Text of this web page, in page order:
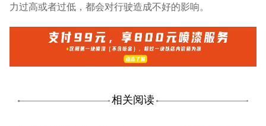
力过高或者过低，都会对行驶造成不好的影响。
相关阅读